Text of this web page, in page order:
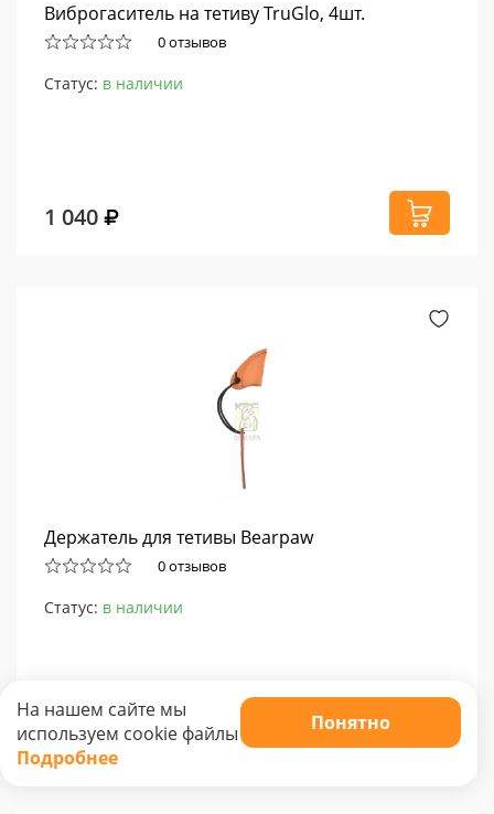
Виброгаситель на тетиву TruGlo, 4шт.
0 отзывов
Статус: в наличии
1 040
Держатель для тетивы Bearpaw
0 отзывов
Статус: в наличии
720
На нашем сайте мы
используем cookie файлы
Подробнее
Понятно